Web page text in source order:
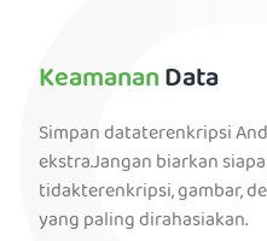
KeamananData
Simpan dataterenkripsi
ekstra.Jangan biarkan
tidakterenkripsi, gambar,
yang paling dirahasiakan.